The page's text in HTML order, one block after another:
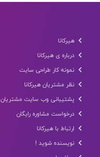
هیرکانا
درباره ی هیرکانا
نمونه کار طراحی سایت
نظر مشتریان هیرکانا
پشتیبانی وب سایت مشتریان
درخواست مشاوره رایگان
ارتباط با هیرکانا
نویسنده شوید !